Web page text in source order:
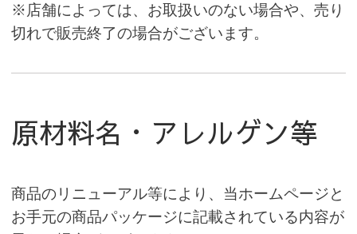
※店舗によっては、お取扱いのない場合や、売り
切れで販売終了の場合がございます。
原材料名・アレルゲン等
商品のリニューアル等により、当ホームページと
お手元の商品パッケージに記載されている内容が